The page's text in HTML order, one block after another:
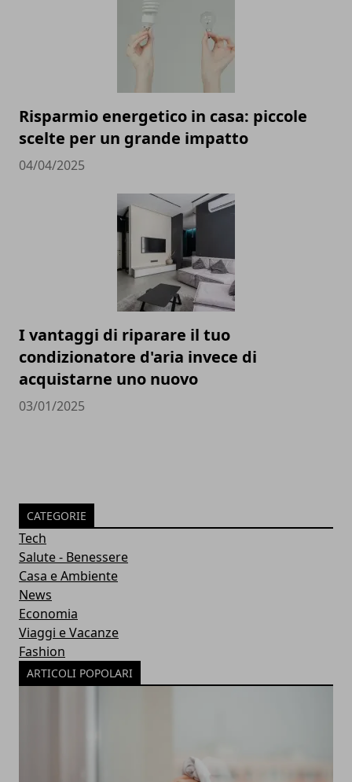
Risparmio energetico in casa: piccole
scelte per un grande impatto
04/04/2025
I vantaggi di riparare il tuo
condizionatore d'aria invece di
acquistarne uno nuovo
03/01/2025
CATEGORIE
Tech
Salute - Benessere
Casa e Ambiente
News
Economia
Viaggi e Vacanze
Fashion
ARTICOLI POPOLARI